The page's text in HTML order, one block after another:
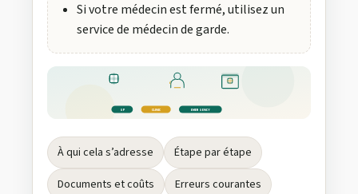
Si votre médecin est fermé, utilisez un
service de médecin de garde.
GP CLINIC EMERGENCY
À qui cela s’adresse
Étape par étape
Documents et coûts
Erreurs courantes